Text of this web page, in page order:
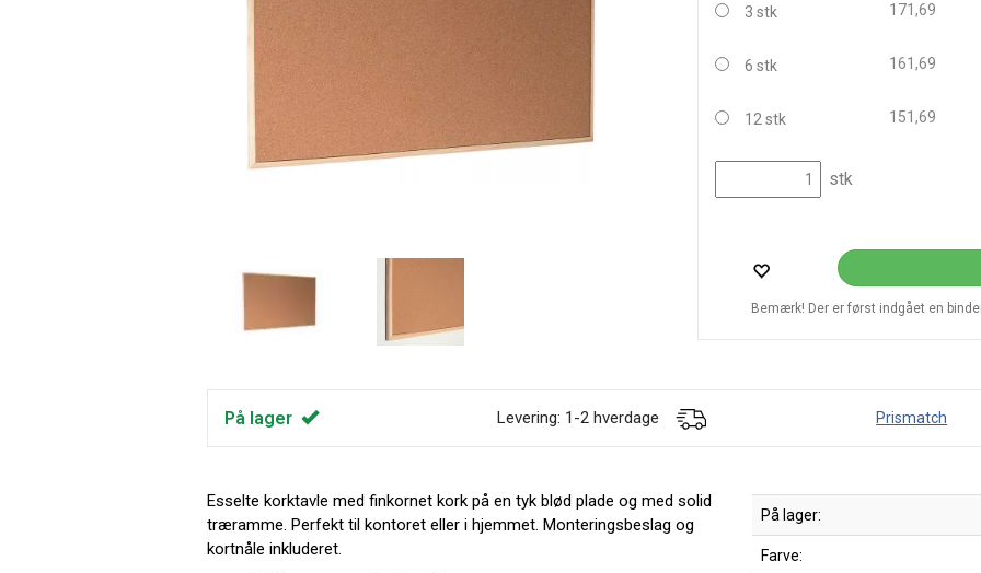
3 stk 171,69
6 stk 161,69
12 stk 151,69
stk
Bemærk! Der er først indgået en
På lager Levering: 1-2 hverdage Prismatch
Esselte korktavle med finkornet kork på en tyk blød plade og med solid
træramme. Perfekt til kontoret eller i hjemmet. Monteringsbeslag og
kortnåle inkluderet.
På lager:
Farve: